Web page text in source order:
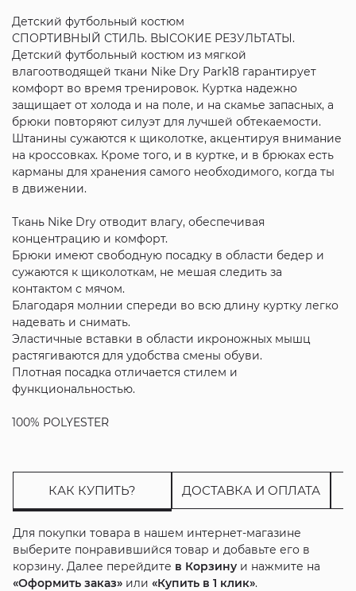
Детский футбольный костюм
СПОРТИВНЫЙ СТИЛЬ. ВЫСОКИЕ РЕЗУЛЬТАТЫ.
Детский футбольный костюм из мягкой
влагоотводящей ткани Nike Dry Park18 гарантирует
комфорт во время тренировок. Куртка надежно
защищает от холода и на поле, и на скамье запасных, а
брюки повторяют силуэт для лучшей обтекаемости.
Штанины сужаются к щиколотке, акцентируя внимание
на кроссовках. Кроме того, и в куртке, и в брюках есть
карманы для хранения самого необходимого, когда ты
в движении.
Ткань Nike Dry отводит влагу, обеспечивая
концентрацию и комфорт.
Брюки имеют свободную посадку в области бедер и
сужаются к щиколоткам, не мешая следить за
контактом с мячом.
Благодаря молнии спереди во всю длину куртку легко
надевать и снимать.
Эластичные вставки в области икроножных мышц
растягиваются для удобства смены обуви.
Плотная посадка отличается стилем и
функциональностью.
100% POLYESTER
КАК КУПИТЬ? ДОСТАВКА И ОПЛАТА
Для покупки товара в нашем интернет-магазине
выберите понравившийся товар и добавьте его в
корзину. Далее перейдите в Корзинуи нажмите на
«Оформить заказ»или «Купить в 1 клик».